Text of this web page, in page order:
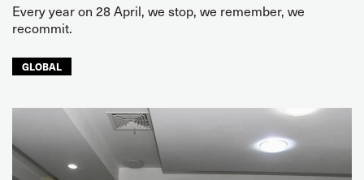
Every year on 28 April, we stop, we remember, we
recommit.
GLOBAL